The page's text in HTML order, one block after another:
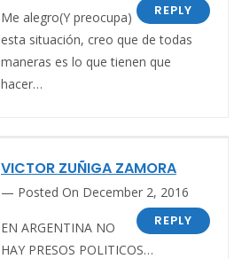
REPLY
Me alegro(Y preocupa)
esta situación, creo que de todas
maneras es lo que tienen que
hacer…
VICTOR ZUÑIGA ZAMORA
Posted On December 2, 2016
REPLY
EN ARGENTINA NO
HAY PRESOS POLITICOS…